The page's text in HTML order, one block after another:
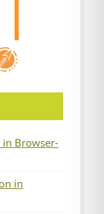
in Browser-
in